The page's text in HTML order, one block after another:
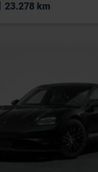
23.278 km